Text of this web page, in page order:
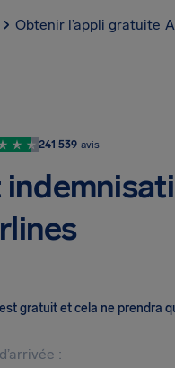
Obtenir l’appli gratuite
241 539 avis
gratuit et cela ne prendra